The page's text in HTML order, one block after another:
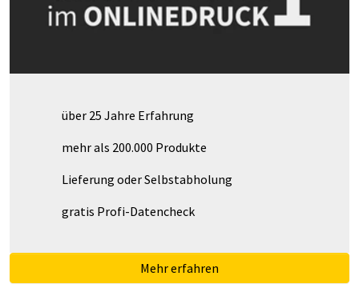
über 25 Jahre Erfahrung
mehr als 200.000 Produkte
Lieferung oder Selbstabholung
gratis Profi-Datencheck
Mehr erfahren